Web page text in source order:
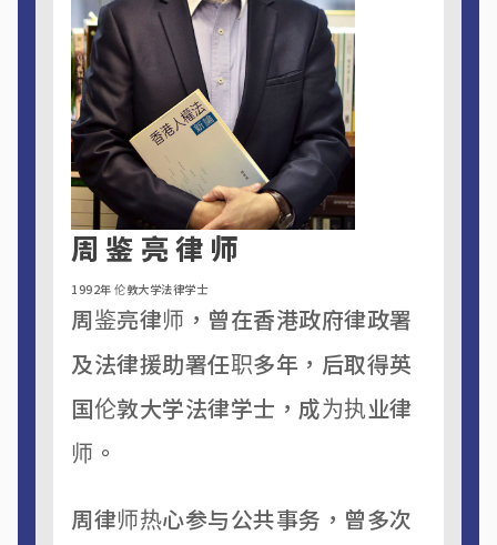
周鉴亮律师
1992年 伦敦大学法律学士
周鉴亮律师，曾在香港政府律政署
及法律援助署任职多年，后取得英
国伦敦大学法律学士，成为执业律
师。
周律师热心参与公共事务，曾多次